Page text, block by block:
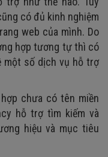
có đủ kinh nghiệm
web của mình. Do
hợp tương tự thì có
một số dịch vụ hỗ trợ
chưa có tên miền
hỗ trợ tìm kiếm và
hiệu và mục tiêu